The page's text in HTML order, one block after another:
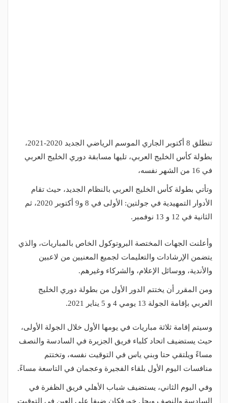
تنطلق 8 أكتوبر الجاري الموسم الرياضي الجديد 2020-2021،
بطولة كأس الخليج العربي، تليها مسابقة دوري الخليج العربي
في 16 من الشهر نفسه،
وتأتي بطولة كأس الخليج العربي بالنظام الجديد، حيث تقام
الأدوار التمهيدية في جولتين: الأولى في 8 و9 أكتوبر 2020، ثم
الثانية في 12 و 13 نوفمبر.
وأعلنت الجهات المختصة البروتوكول الخاص بالمباريات، والذي
يتضمن الإرشادات والتعليمات لجميع المعنيين من لاعبين
والأندية، ووسائل الإعلام، والشركاء وغيرهم.
ومن المقرر أن يختتم الدور الأول من بطولة دوري الخليج
العربي بإقامة الجولة 13 يومي 4 و 5 يناير 2021.
وسيتم إقامة ثلاثة مباريات في يومها الأول خلال الجولة الأولى،
حيث يستضيف اتحاد كلباء فريق الجزيرة في السادسة والنصف
مساءً ويلتقي حتا وبني ياس في التوقيت نفسه، وتختتم
منافسات اليوم الأول بلقاء الفجيرة وعجمان في التاسعة مساءً.
وفي اليوم الثاني، يستضيف شباب الأهلي فريق الظفرة في
السادسة والنصف ويحل خورفكان ضيفا على العين في التوقيت